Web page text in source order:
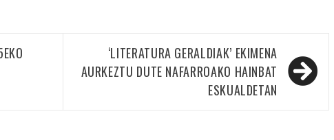
‘LITERATURA GERALDIAK’ EKIMENA
AURKEZTU DUTE NAFARROAKO HAINBAT
ESKUALDETAN